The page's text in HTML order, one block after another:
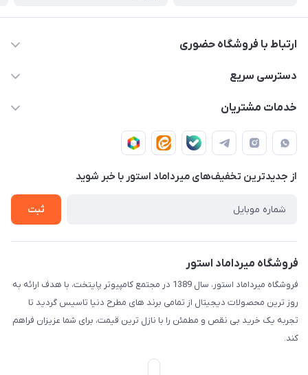
ارتباط با فروشگاه حضوری
02188874370 - 02188874371
پایتخت - طبقه اول - واحد 172
دسترسی سریع
صـفـحـه اصـلـی
دربـاره مـیـردامـاد اسـتـور
خدمات مشتریان
قـوانـیـن و مـقـررات
روش هـای پـرداخـت
تـیـکـت بـه پـشـتـیـبـانـی
از جدید‌ترین تخفیف‌های میرداماد استور با‌ خبر شوید
ثبت
فروشگاه میرداماد استور
فروشگاه میرداماد استور، سال 1389 در مجتمع کامپیوتر پایتخت، با هدف ارائه به
روز ترین محصولات دیجیتال از تمامی برند های مطرح دنیا تاسیس گردید تا
تجربه یک خرید بی نقص و مطمئن را با نازل ترین قیمت، برای شما عزیزان فراهم
کند.